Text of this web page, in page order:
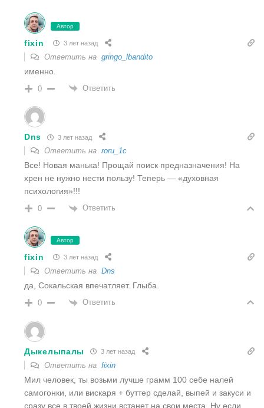
Автор
fixin 3 лет назад
Ответить на gringo_lbandito
именно.
0 Ответить
Dns 3 лет назад
Ответить на roru_1c
Все! Новая манька! Прощай поиск предназначения! На
хрен не нужно нести пользу! Теперь — «духовная
психология»!!!
0 Ответить
Автор
fixin 3 лет назад
Ответить на Dns
да, Сокальская впечатляет. Глыба.
0 Ответить
Дыкелыпалы 3 лет назад
Ответить на fixin
Мил человек, ты возьми лучше грамм 100 себе налей
самогонки, или вискаря + буттер сделай, выпей и закуси и
сразу все в твоей жизни встанет на свои места. Ну если